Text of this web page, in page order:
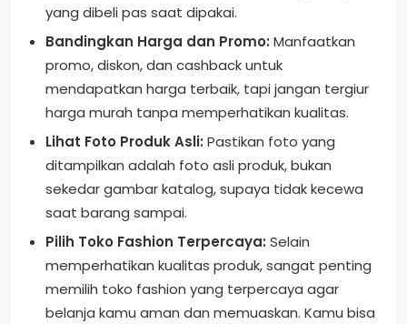
yang dibeli pas saat dipakai.
Bandingkan Harga dan Promo: Manfaatkan
promo, diskon, dan cashback untuk
mendapatkan harga terbaik, tapi jangan tergiur
harga murah tanpa memperhatikan kualitas.
Lihat Foto Produk Asli: Pastikan foto yang
ditampilkan adalah foto asli produk, bukan
sekedar gambar katalog, supaya tidak kecewa
saat barang sampai.
Pilih Toko Fashion Terpercaya: Selain
memperhatikan kualitas produk, sangat penting
memilih toko fashion yang terpercaya agar
belanja kamu aman dan memuaskan. Kamu bisa